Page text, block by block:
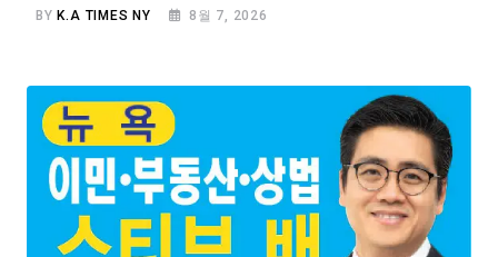
BYK.A TIMES NY 8월 7, 2026